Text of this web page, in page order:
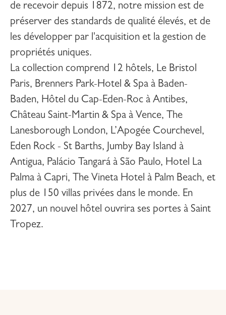
de recevoir depuis 1872, notre mission est de
préserver des standards de qualité élevés, et de
les développer par l'acquisition et la gestion de
propriétés uniques.
La collection comprend 12 hôtels, Le Bristol
Paris, Brenners Park-Hotel & Spa à Baden-
Baden, Hôtel du Cap-Eden-Roc à Antibes,
Château Saint-Martin & Spa à Vence, The
Lanesborough London, L’Apogée Courchevel,
Eden Rock - St Barths, Jumby Bay Island à
Antigua, Palácio Tangará à São Paulo, Hotel La
Palma à Capri, The Vineta Hotel à Palm Beach, et
plus de 150 villas privées dans le monde. En
2027, un nouvel hôtel ouvrira ses portes à Saint
Tropez.